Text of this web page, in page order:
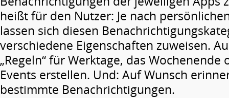
heißt für den Nutzer: Je nach
lassen sich diesen
verschiedene Eigenschaften zuweisen.
„Regeln“ für Werktage, das Wochenende
Events erstellen. Und: Auf Wunsch
bestimmte Benachrichtigungen.